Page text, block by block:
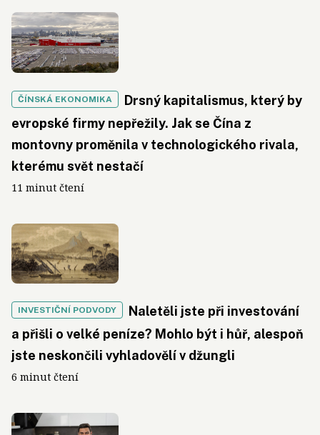
ČÍNSKÁ EKONOMIKA
Drsný kapitalismus, který by
evropské firmy nepřežily. Jak se Čína z
montovny proměnila v technologického rivala,
kterému svět nestačí
11 minut čtení
INVESTIČNÍ PODVODY
Naletěli jste při investování
a přišli o velké peníze? Mohlo být i hůř, alespoň
jste neskončili vyhladovělí v džungli
6 minut čtení